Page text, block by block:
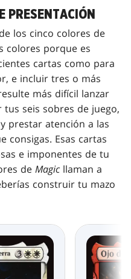
PRESENTACIÓN
los cinco colores de
colores porque es
cartas como para
e incluir tres o más
más difícil lanzar
seis sobres de juego,
prestar atención a las
consigas. Esas cartas
e imponentes de tu
deMagic llaman a
construir tu mazo